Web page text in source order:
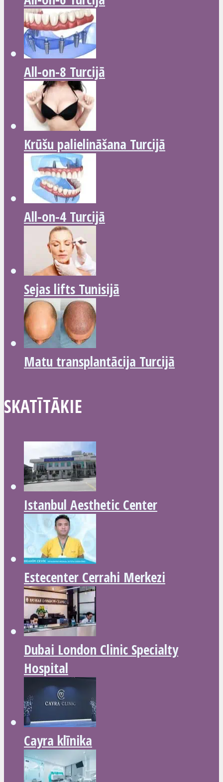
All-on-8 Turcijā
Krūšu palielināšana Turcijā
All-on-4 Turcijā
Sejas lifts Tunisijā
Matu transplantācija Turcijā
SKATĪTĀKIE
Istanbul Aesthetic Center
Estecenter Cerrahi Merkezi
Dubai London Clinic Specialty
Hospital
Cayra klīnika